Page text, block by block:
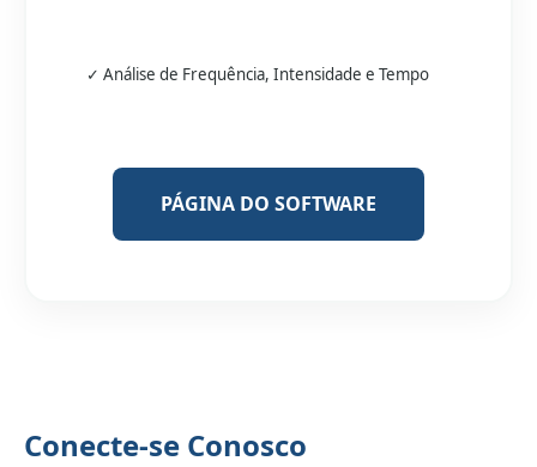
✓ Análise de Frequência, Intensidade e Tempo
PÁGINA DO SOFTWARE
Conecte-se Conosco